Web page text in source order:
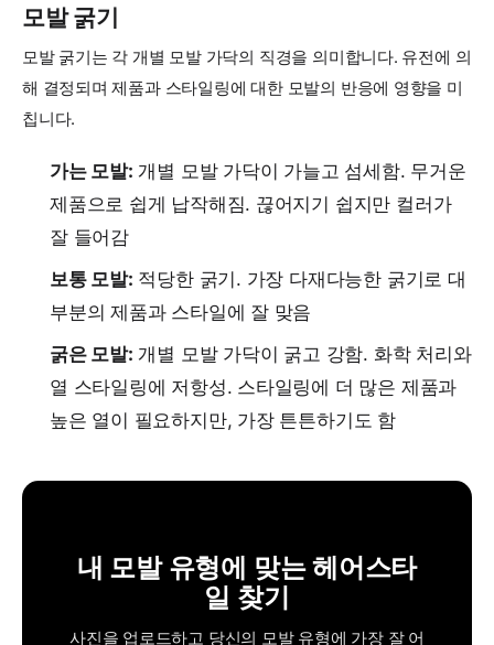
모발 굵기
모발 굵기는 각 개별 모발 가닥의 직경을 의미합니다. 유전에 의
해 결정되며 제품과 스타일링에 대한 모발의 반응에 영향을 미
칩니다.
가는 모발: 개별 모발 가닥이 가늘고 섬세함. 무거운
제품으로 쉽게 납작해짐. 끊어지기 쉽지만 컬러가
잘 들어감
보통 모발: 적당한 굵기. 가장 다재다능한 굵기로 대
부분의 제품과 스타일에 잘 맞음
굵은 모발: 개별 모발 가닥이 굵고 강함. 화학 처리와
열 스타일링에 저항성. 스타일링에 더 많은 제품과
높은 열이 필요하지만, 가장 튼튼하기도 함
내 모발 유형에 맞는 헤어스타
일 찾기
사진을 업로드하고 당신의 모발 유형에 가장 잘 어